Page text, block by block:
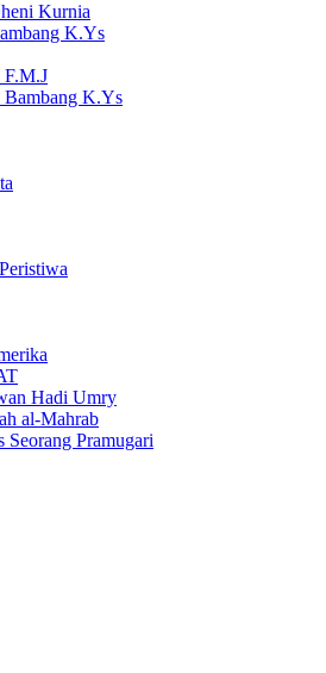
Kurnia
K.Ys
F.M.J
Bambang K.Ys
Hadi Umry
al-Mahrab
Seorang Pramugari